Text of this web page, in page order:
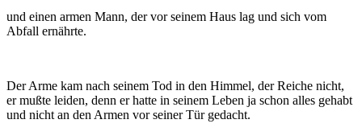
und einen armen Mann, der vor seinem Haus lag und sich vom
Abfall ernährte.
Der Arme kam nach seinem Tod in den Himmel, der Reiche nicht,
er mußte leiden, denn er hatte in seinem Leben ja schon alles gehabt
und nicht an den Armen vor seiner Tür gedacht.